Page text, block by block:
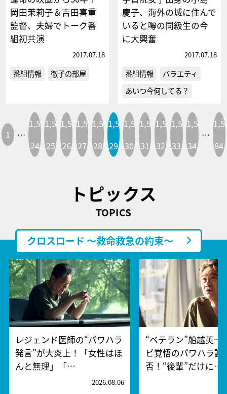
岡田茉莉子＆吉田喜重
監督、夫婦でトーク番
組初共演
2017.07.18
番組情報 徹子の部屋
慶子、海外の城に住んで
いると噂の同級生の今
に大興奮
2017.07.18
番組情報
バラエティ
あいつ今何してる？
1 …
1,5
24
1,5
25
1,5
26
1,5
27
1,5
28
1,5
29
1,5
30
1,5
31
1,5
32
1,5
33
1,5
34
…
1,5
84
トピックス
TOPICS
クロスロード ～救命救急の約束～
レジェンド医師の“パワハラ
発言”が大炎上！「女性はほ
んと無理」「…
2026.08.06
“ベテラン”船越英一
ビ覚悟のパワハラ謝
否！“後輩”だけに…